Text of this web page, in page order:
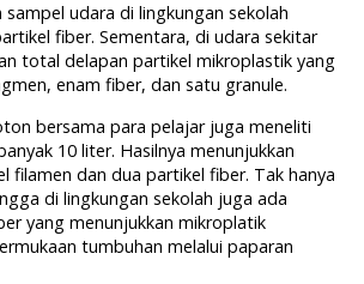
udara di lingkungan sekolah
fiber. Sementara, di udara sekitar
total delapan partikel mikroplastik yang
enam fiber, dan satu granule.
bersama para pelajar juga meneliti
10 liter. Hasilnya menunjukkan
filamen dan dua partikel fiber. Tak hanya
di lingkungan sekolah juga ada
yang menunjukkan mikroplatik
tumbuhan melalui paparan